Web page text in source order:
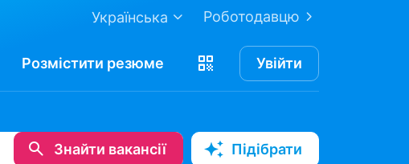
Роботодавцю
Українська
Розмістити резюме Увійти
Знайти вакансії Підібрати